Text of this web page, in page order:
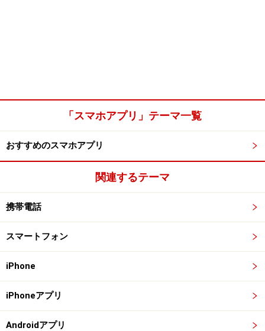
「スマホアプリ」テーマ一覧
おすすめのスマホアプリ
関連するテーマ
携帯電話
スマートフォン
iPhone
iPhoneアプリ
Androidアプリ